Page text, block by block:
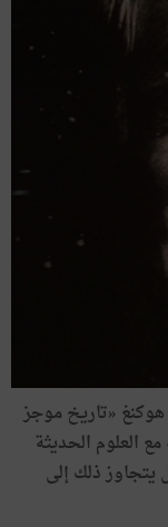
هوكنغ «تاريخ موجز
مع العلوم الحديثة
يتجاوزذلك إلى